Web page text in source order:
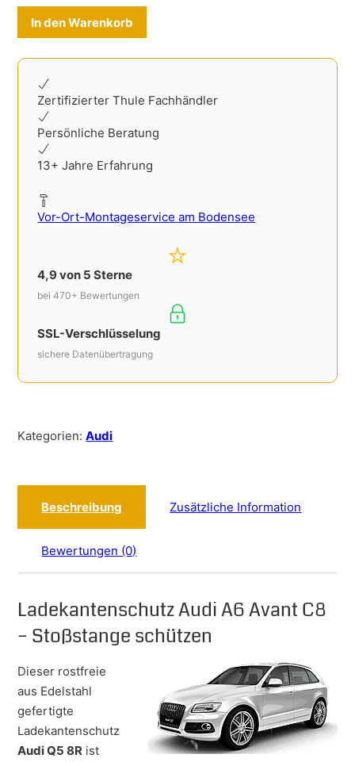
In den Warenkorb
Zertifizierter Thule Fachhändler
Persönliche Beratung
13+ Jahre Erfahrung
Vor-Ort-Montageservice am Bodensee
4,9 von 5 Sterne
bei 470+ Bewertungen
SSL-Verschlüsselung
sichere Datenübertragung
Kategorien:Audi
Beschreibung Zusätzliche Information
Bewertungen (0)
Ladekantenschutz Audi A6 Avant C8
– Stoßstange schützen
Dieser rostfreie
aus Edelstahl
gefertigte
Ladekantenschutz
Audi Q5 8R ist